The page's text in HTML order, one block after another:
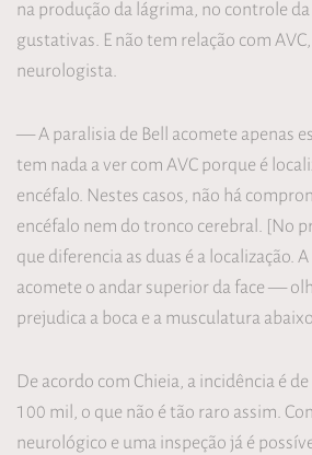
na produção da lágrima, no controle
gustativas. E não tem relação com
neurologista.
— A paralisia de Bell acomete apenas
tem nada a ver com AVC porque é
encéfalo. Nestes casos, não há
encéfalo nem do tronco cerebral. [No
que diferencia as duas é a localização.
acomete o andar superior da face —
prejudica a boca e a musculatura
De acordo com Chieia, a incidência é
100 mil, o que não é tão raro assim.
neurológico e uma inspeção já é